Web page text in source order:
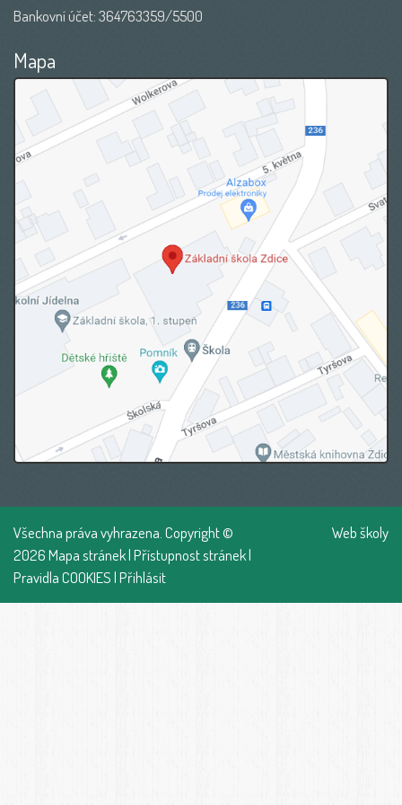
Bankovní účet: 364763359/5500
Mapa
Všechna práva vyhrazena. Copyright ©
2026Mapa stránek|Přístupnost stránek|
Pravidla COOKIES|Přihlásit
Web školy